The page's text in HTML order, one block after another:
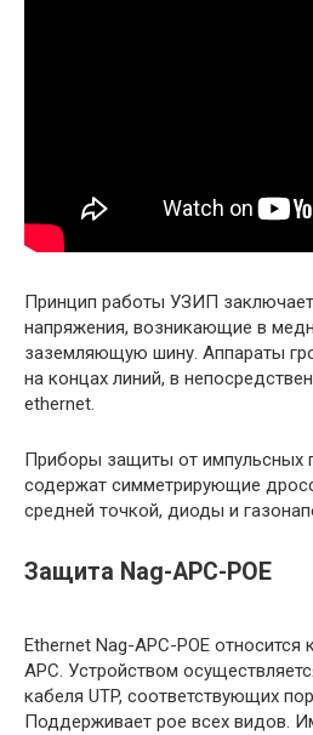
Принцип работы УЗИП
напряжения, возникающие в
заземляющую шину. Аппараты
на концах линий, в
ethernet.
Приборы защиты от импульсных
содержат симметрирующие
средней точкой, диоды и
Защита Nag-APC-POE
Ethernet Nag-APC-POE относится
APC. Устройством
кабеля UTP, соответствующих
Поддерживает poe всех видов.